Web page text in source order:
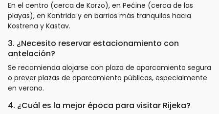
En el centro (cerca de Korzo), en Pećine (cerca de las
playas), en Kantrida y en barrios más tranquilos hacia
Kostrena y Kastav.
3. ¿Necesito reservar estacionamiento con
antelación?
Se recomienda alojarse con plaza de aparcamiento segura
o prever plazas de aparcamiento públicas, especialmente
en verano.
4. ¿Cuál es la mejor época para visitar Rijeka?